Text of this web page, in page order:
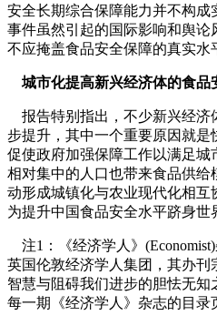
安全长期综合保障能力并不构成
事件虽然引起的国际影响和舆
不应掩盖食品安全保障的真实水
城市化提高新兴经济体的食品
报告特别指出，不少新兴经济
步提升，其中一个重要原因就
促使政府加强保障工作以满足
相对集中的人口也带来食品供
动形成城镇化与农业现代化相
为提升中国食品安全水平跻身世
注1：《经济学人》
英国伦敦经济学人集团，其办刊
智慧与阻碍我们进步的胆怯无知
每一期《经济学人》杂志的目录